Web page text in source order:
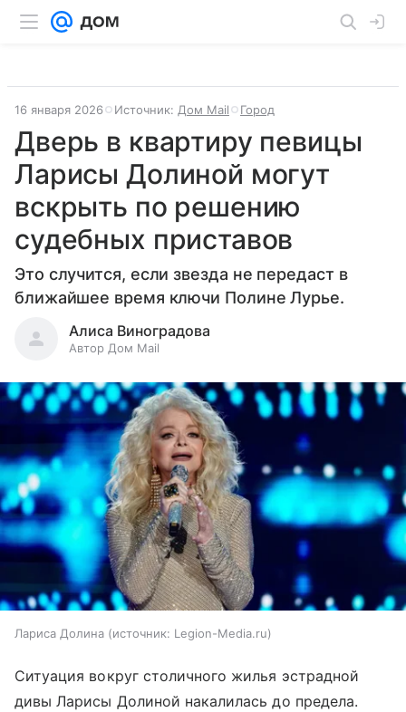
16 января 2026 Источник: Дом Mail Город
Дверь в квартиру певицы
Ларисы Долиной могут
вскрыть по решению
судебных приставов
Это случится, если звезда не передаст в
ближайшее время ключи Полине Лурье.
Алиса Виноградова
Автор Дом Mail
Лариса Долина источник: Legion-Media.ru
Ситуация вокруг столичного жилья эстрадной
дивы Ларисы Долиной накалилась до предела.